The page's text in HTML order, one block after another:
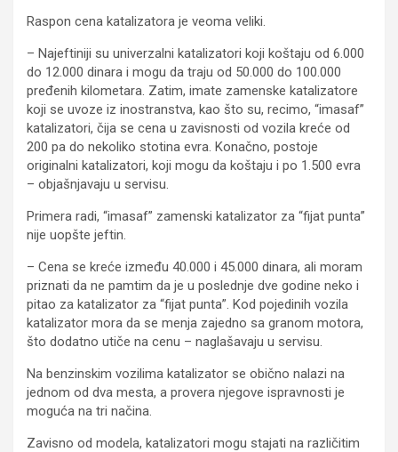
Raspon cena katalizatora je veoma veliki.
– Najeftiniji su univerzalni katalizatori koji koštaju od 6.000
do 12.000 dinara i mogu da traju od 50.000 do 100.000
pređenih kilometara. Zatim, imate zamenske katalizatore
koji se uvoze iz inostranstva, kao što su, recimo, “imasaf”
katalizatori, čija se cena u zavisnosti od vozila kreće od
200 pa do nekoliko stotina evra. Konačno, postoje
originalni katalizatori, koji mogu da koštaju i po 1.500 evra
– objašnjavaju u servisu.
Primera radi, “imasaf” zamenski katalizator za “fijat punta”
nije uopšte jeftin.
– Cena se kreće između 40.000 i 45.000 dinara, ali moram
priznati da ne pamtim da je u poslednje dve godine neko i
pitao za katalizator za “fijat punta”. Kod pojedinih vozila
katalizator mora da se menja zajedno sa granom motora,
što dodatno utiče na cenu – naglašavaju u servisu.
Na benzinskim vozilima katalizator se obično nalazi na
jednom od dva mesta, a provera njegove ispravnosti je
moguća na tri načina.
Zavisno od modela, katalizatori mogu stajati na različitim